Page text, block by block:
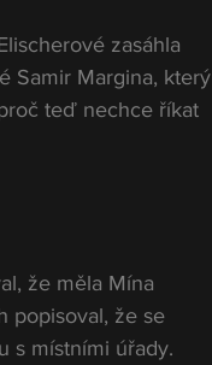
zasáhla
Samir Margina, který
teď nechce říkat
že měla Mína
popisoval, že se
s místními úřady.